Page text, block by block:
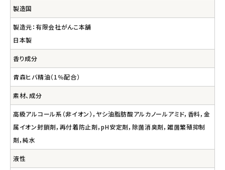
製造国
製造元：有限会社がんこ本舗
日本製
香り成分
青森ヒバ精油（1％配合）
素材、成分
高級アルコール系（非イオン），ヤシ油脂肪酸アルカノールアミド，香料，金
属イオン封鎖剤，再付着防止剤，pH安定剤，除菌消臭剤，雑菌繁殖抑制
剤，純水
液性